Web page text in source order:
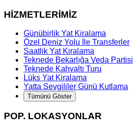
HİZMETLERİMİZ
Günübirlik Yat Kiralama
Özel Deniz Yolu İle Transferler
Saatlik Yat Kiralama
Teknede Bekarlığa Veda Partisi
Teknede Kahvaltı Turu
Lüks Yat Kiralama
Yatta Sevgililer Günü Kutlama
Tümünü Göster
POP. LOKASYONLAR